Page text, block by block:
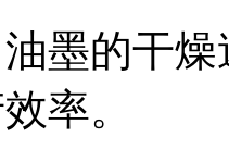
墨的干
率。